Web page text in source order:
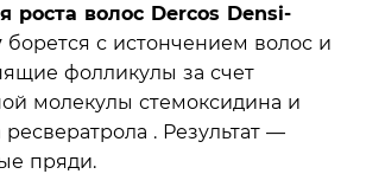
роста волос Dercos Densi-
борется с истончением волос и
фолликулы за счет
молекулы стемоксидина и
ресвератрола . Результат —
пряди.